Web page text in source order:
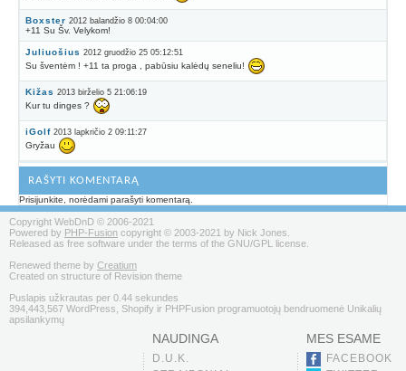
Boxster 2012 balandžio 8 00:04:00
+11 Su Šv. Velykom!
Juliuošius 2012 gruodžio 25 05:12:51
Su šventėm ! +11 ta proga , pabūsiu kalėdų seneliu!
Kižas 2013 birželio 5 21:06:19
Kur tu dinges ?
iGolf 2013 lapkričio 2 09:11:27
Gryžau
RAŠYTI KOMENTARĄ
Prisijunkite, norėdami parašyti komentarą.
Copyright WebDnD © 2006-2021
Powered by PHP-Fusion copyright © 2003-2021 by Nick Jones.
Released as free software under the terms of the GNU/GPL license.
Renewed theme by Creatium
Created on structure of Revision theme
Puslapis užkrautas per 0.44 sekundes
394,443,567 WordPress, Shopify ir PHPFusion programuotojų bendruomenė Unikalių
apsilankymų
NAUDINGA
D.U.K.
MES ESAME
FACEBOOK